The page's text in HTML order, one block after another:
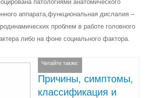
патологиями анатомического
аппарата,функциональная дислалия –
проблем в работе головного
либо на фоне социального фактора.
Читайте также:
Причины, симптомы,
классификация и